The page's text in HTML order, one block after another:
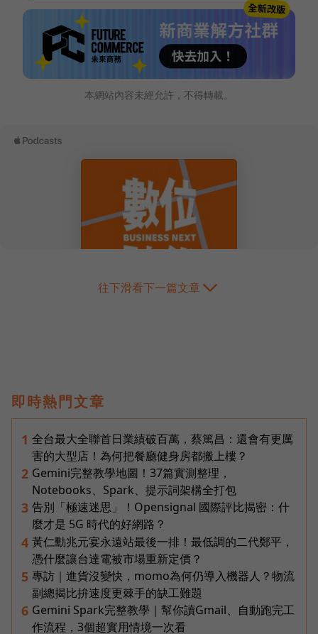
本網站內容未經允許，不得轉載。
往下滑看下一篇文章
即時熱門文章
1 全台最大全聯首日業績破百萬，蔡篤昌：還會有更厲
害的大型店！為何把餐廳健身房都搬上樓？
2 Gemini完整教學地圖！37篇實測整理，
Notebooks、Spark、提示詞架構全打包
3 告別「極速迷思」！Opensignal 國際評比揭密：什
麼才是 5G 時代的好網路？
4 黃仁勳兆元宴永遠站最後一排！最低調的二代鄭平，
憑什麼讓台達電被市場重新定價？
5 專訪｜進貨沒變快，momo為何仍導入機器人？物流
副總揭比拚速度更棘手的缺工難題
6 Gemini Spark完整教學｜幫你讀Gmail、自動跑完工
作流程，3個超實用情境一次看